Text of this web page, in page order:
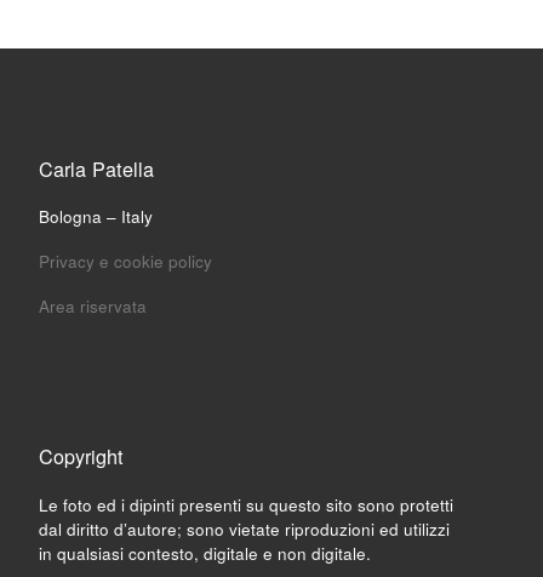
Carla Patella
Bologna – Italy
Privacy e cookie policy
Area riservata
Copyright
Le foto ed i dipinti presenti su questo sito sono protetti
dal diritto d’autore; sono vietate riproduzioni ed utilizzi
in qualsiasi contesto, digitale e non digitale.